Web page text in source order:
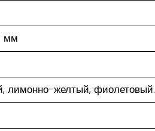
мм
лимонно-желтый, фиолетовый.